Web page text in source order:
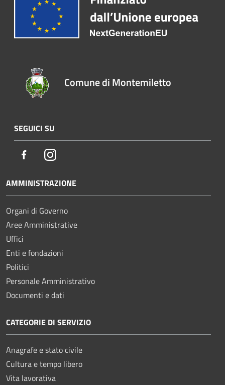
Comune di Montemiletto
SEGUICI SU
FacebookInstagram
AMMINISTRAZIONE
Organi di Governo
Aree Amministrative
Uffici
Enti e fondazioni
Politici
Personale Amministrativo
Documenti e dati
CATEGORIE DI SERVIZIO
Anagrafe e stato civile
Cultura e tempo libero
Vita lavorativa